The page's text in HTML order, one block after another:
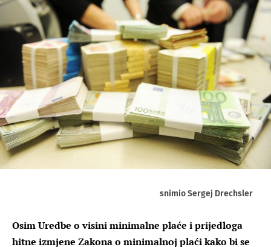
snimio Sergej Drechsler
Osim Uredbe o visini minimalne plaće i prijedloga
hitne izmjene Zakona o minimalnoj plaći kako bi se